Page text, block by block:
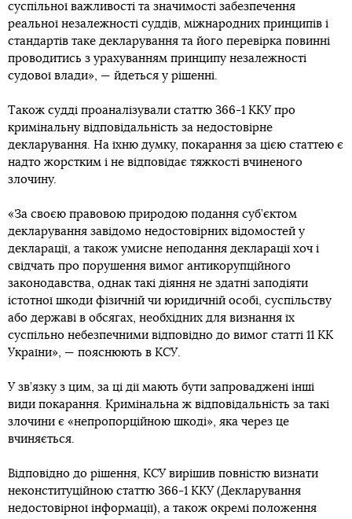
суспільної важливості та значимості забезпечення
реальної незалежності суддів, міжнародних принципів і
стандартів таке декларування та його перевірка повинні
проводитись з урахуванням принципу незалежності
судової влади», — йдеться у рішенні.
Також судді проаналізували статтю 366-1 ККУ про
кримінальну відповідальність за недостовірне
декларування. На їхню думку, покарання за цією статтею є
надто жорстким і не відповідає тяжкості вчиненого
злочину.
«За своєю правовою природою подання суб’єктом
декларування завідомо недостовірних відомостей у
декларації, а також умисне неподання декларації хоч і
свідчать про порушення вимог антикорупційного
законодавства, однак такі діяння не здатні заподіяти
істотної шкоди фізичній чи юридичній особі, суспільству
або державі в обсягах, необхідних для визнання їх
суспільно небезпечними відповідно до вимог статті 11 КК
України», — пояснюють в КСУ.
У зв’язку з цим, за ці дії мають бути запроваджені інші
види покарання. Кримінальна ж відповідальність за такі
злочини є «непропорційною шкоді», яка через це
вчиняється.
Відповідно до рішення, КСУ вирішив повністю визнати
неконституційною статтю 366-1 ККУ (Декларування
недостовірної інформації), а також окремі положення